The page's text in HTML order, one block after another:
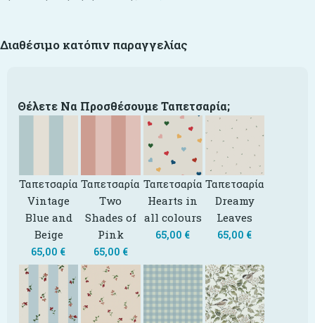
Διαθέσιμο κατόπιν παραγγελίας
Θέλετε Να Προσθέσουμε Ταπετσαρία;
Ταπετσαρία
Vintage
Blue and
Beige
65,00 €
Ταπετσαρία
Two
Shades of
Pink
65,00 €
Ταπετσαρία
Hearts in
all colours
65,00 €
Ταπετσαρία
Dreamy
Leaves
65,00 €